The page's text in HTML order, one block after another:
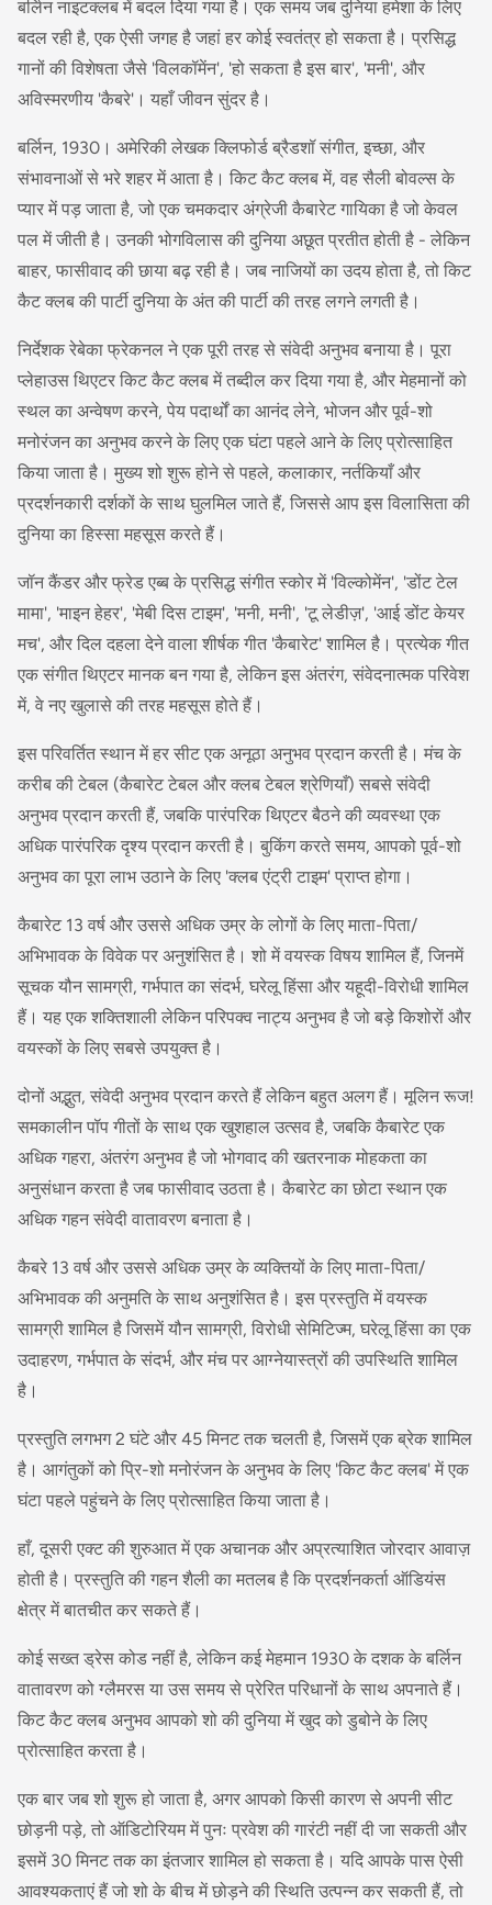
बर्लिन नाइटक्लब में बदल दिया गया है। एक समय जब दुनिया हमेशा के लिए
बदल रही है, एक ऐसी जगह है जहां हर कोई स्वतंत्र हो सकता है। प्रसिद्ध
गानों की विशेषता जैसे 'विलकॉमेंन', 'हो सकता है इस बार', 'मनी', और
अविस्मरणीय 'कैबरे'। यहाँ जीवन सुंदर है।
बर्लिन, 1930। अमेरिकी लेखक क्लिफोर्ड ब्रैडशॉ संगीत, इच्छा, और
संभावनाओं से भरे शहर में आता है। किट कैट क्लब में, वह सैली बोवल्स के
प्यार में पड़ जाता है, जो एक चमकदार अंग्रेजी कैबारेट गायिका है जो केवल
पल में जीती है। उनकी भोगविलास की दुनिया अछूत प्रतीत होती है - लेकिन
बाहर, फासीवाद की छाया बढ़ रही है। जब नाजियों का उदय होता है, तो किट
कैट क्लब की पार्टी दुनिया के अंत की पार्टी की तरह लगने लगती है।
निर्देशक रेबेका फ्रेकनल ने एक पूरी तरह से संवेदी अनुभव बनाया है। पूरा
प्लेहाउस थिएटर किट कैट क्लब में तब्दील कर दिया गया है, और मेहमानों को
स्थल का अन्वेषण करने, पेय पदार्थों का आनंद लेने, भोजन और पूर्व-शो
मनोरंजन का अनुभव करने के लिए एक घंटा पहले आने के लिए प्रोत्साहित
किया जाता है। मुख्य शो शुरू होने से पहले, कलाकार, नर्तकियाँ और
प्रदर्शनकारी दर्शकों के साथ घुलमिल जाते हैं, जिससे आप इस विलासिता की
दुनिया का हिस्सा महसूस करते हैं।
जॉन कैंडर और फ्रेड एब्ब के प्रसिद्ध संगीत स्कोर में 'विल्कोमेंन', 'डोंट टेल
मामा', 'माइन हेहर', 'मेबी दिस टाइम', 'मनी, मनी', 'टू लेडीज़', 'आई डोंट केयर
मच', और दिल दहला देने वाला शीर्षक गीत 'कैबारेट' शामिल है। प्रत्येक गीत
एक संगीत थिएटर मानक बन गया है, लेकिन इस अंतरंग, संवेदनात्मक परिवेश
में, वे नए खुलासे की तरह महसूस होते हैं।
इस परिवर्तित स्थान में हर सीट एक अनूठा अनुभव प्रदान करती है। मंच के
करीब की टेबल (कैबारेट टेबल और क्लब टेबल श्रेणियाँ) सबसे संवेदी
अनुभव प्रदान करती हैं, जबकि पारंपरिक थिएटर बैठने की व्यवस्था एक
अधिक पारंपरिक दृश्य प्रदान करती है। बुकिंग करते समय, आपको पूर्व-शो
अनुभव का पूरा लाभ उठाने के लिए 'क्लब एंट्री टाइम' प्राप्त होगा।
कैबारेट 13 वर्ष और उससे अधिक उम्र के लोगों के लिए माता-पिता/
अभिभावक के विवेक पर अनुशंसित है। शो में वयस्क विषय शामिल हैं, जिनमें
सूचक यौन सामग्री, गर्भपात का संदर्भ, घरेलू हिंसा और यहूदी-विरोधी शामिल
हैं। यह एक शक्तिशाली लेकिन परिपक्व नाट्य अनुभव है जो बड़े किशोरों और
वयस्कों के लिए सबसे उपयुक्त है।
दोनों अद्भुत, संवेदी अनुभव प्रदान करते हैं लेकिन बहुत अलग हैं। मूलिन रूज!
समकालीन पॉप गीतों के साथ एक खुशहाल उत्सव है, जबकि कैबारेट एक
अधिक गहरा, अंतरंग अनुभव है जो भोगवाद की खतरनाक मोहकता का
अनुसंधान करता है जब फासीवाद उठता है। कैबारेट का छोटा स्थान एक
अधिक गहन संवेदी वातावरण बनाता है।
कैबरे 13 वर्ष और उससे अधिक उम्र के व्यक्तियों के लिए माता-पिता/
अभिभावक की अनुमति के साथ अनुशंसित है। इस प्रस्तुति में वयस्क
सामग्री शामिल है जिसमें यौन सामग्री, विरोधी सेमिटिज्म, घरेलू हिंसा का एक
उदाहरण, गर्भपात के संदर्भ, और मंच पर आग्नेयास्त्रों की उपस्थिति शामिल
है।
प्रस्तुति लगभग 2 घंटे और 45 मिनट तक चलती है, जिसमें एक ब्रेक शामिल
है। आगंतुकों को प्रि-शो मनोरंजन के अनुभव के लिए 'किट कैट क्लब' में एक
घंटा पहले पहुंचने के लिए प्रोत्साहित किया जाता है।
हाँ, दूसरी एक्ट की शुरुआत में एक अचानक और अप्रत्याशित जोरदार आवाज़
होती है। प्रस्तुति की गहन शैली का मतलब है कि प्रदर्शनकर्ता ऑडियंस
क्षेत्र में बातचीत कर सकते हैं।
कोई सख्त ड्रेस कोड नहीं है, लेकिन कई मेहमान 1930 के दशक के बर्लिन
वातावरण को ग्लैमरस या उस समय से प्रेरित परिधानों के साथ अपनाते हैं।
किट कैट क्लब अनुभव आपको शो की दुनिया में खुद को डुबोने के लिए
प्रोत्साहित करता है।
एक बार जब शो शुरू हो जाता है, अगर आपको किसी कारण से अपनी सीट
छोड़नी पड़े, तो ऑडिटोरियम में पुनः प्रवेश की गारंटी नहीं दी जा सकती और
इसमें 30 मिनट तक का इंतजार शामिल हो सकता है। यदि आपके पास ऐसी
आवश्यकताएं हैं जो शो के बीच में छोड़ने की स्थिति उत्पन्न कर सकती हैं, तो